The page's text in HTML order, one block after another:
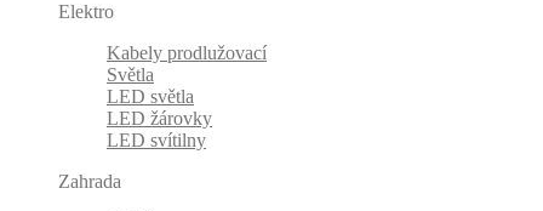
Elektro
Kabely prodlužovací
Světla
LED světla
LED žárovky
LED svítilny
Zahrada